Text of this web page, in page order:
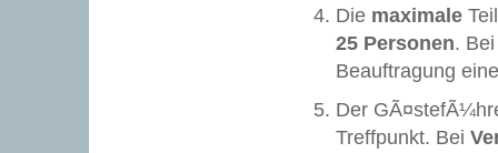
Die maximale
25 Personen.
Beauftragung
Der
Treffpunkt. Bei